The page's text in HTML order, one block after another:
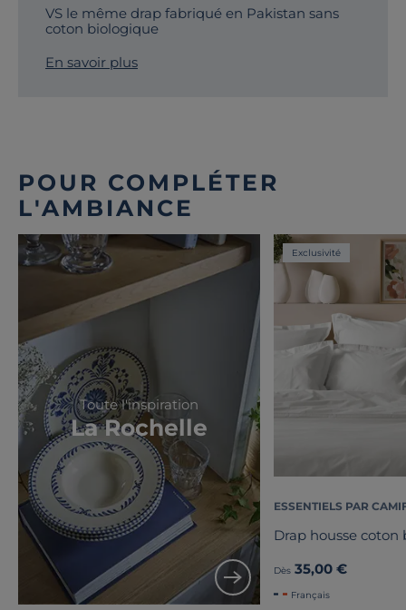
VS le même drap fabriqué en Pakistan sans
coton biologique
En savoir plus
POUR COMPLÉTER
L'AMBIANCE
Toute l'inspiration
La Rochelle
Exclusivité
ESSENTIELS PAR
Drap housse coton
Dès 35,00 €
Français